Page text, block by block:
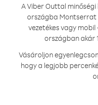
A Viber Outtal
országba Montserrat
vezetékes vagy
országban akár
Vásároljon
hogy a legjobb